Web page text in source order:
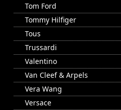
Tom Ford
Tommy Hilfiger
Tous
Trussardi
Valentino
Van Cleef & Arpels
Vera Wang
Versace